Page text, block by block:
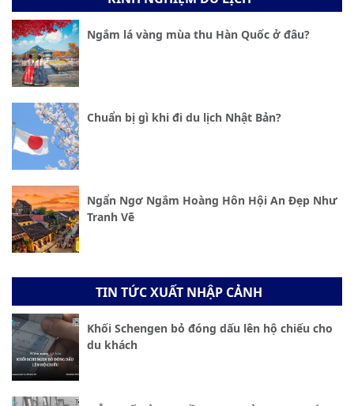
Ngắm lá vàng mùa thu Hàn Quốc ở đâu?
Chuẩn bị gì khi đi du lịch Nhật Bản?
Ngẩn Ngơ Ngắm Hoàng Hôn Hội An Đẹp Như
Tranh Vẽ
TIN TỨC XUẤT NHẬP CẢNH
Khối Schengen bỏ đóng dấu lên hộ chiếu cho
du khách